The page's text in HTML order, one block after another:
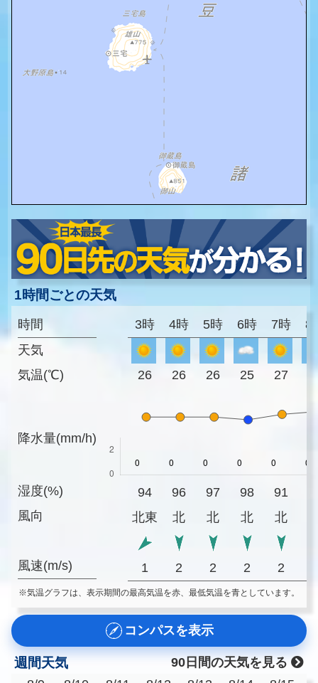
1時間ごとの天気
時間
天気
気温(℃)
降水量(mm/h)
湿度(%)
風向
風速(m/s)
3時 4時 5時 6時 7時 8
26 26 26 25 27
94 96 97 98 91
北東
北 北 北 北
1 2 2 2 2
※気温グラフは、表示期間の最高気温を赤、最低気温を青としています。
コンパスを表示
週間天気
90日間の天気を見る